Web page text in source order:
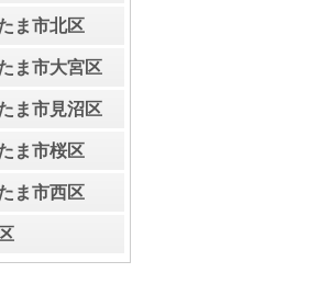
ま市北区
ま市大宮区
ま市見沼区
ま市桜区
ま市西区